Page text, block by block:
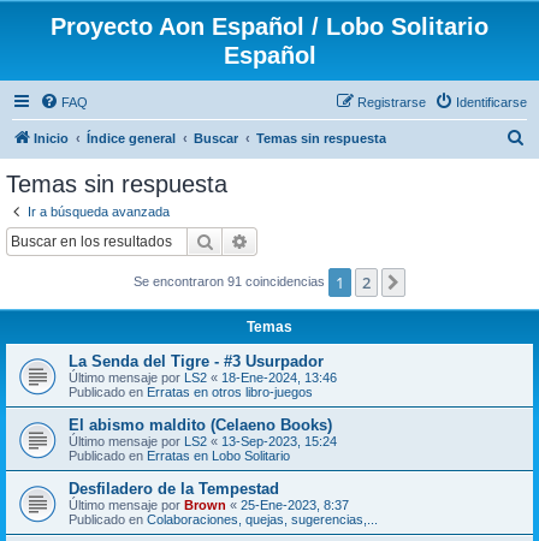
Proyecto Aon Español / Lobo Solitario
Español
FAQ Identificarse
Registrarse
Inicio Índice general Buscar Temas sin respuesta
Temas sin respuesta
Ir a búsqueda avanzada
Buscar
Se encontraron 91 coincidencias 1 2
Temas
La Senda del Tigre - #3 Usurpador
Último mensaje por LS2 « 18-Ene-2024, 13:46
Publicado en Erratas en otros libro-juegos
El abismo maldito (Celaeno Books)
Último mensaje por LS2 « 13-Sep-2023, 15:24
Publicado en Erratas en Lobo Solitario
Desfiladero de la Tempestad
Último mensaje por Brown « 25-Ene-2023, 8:37
Publicado en Colaboraciones, quejas, sugerencias,...